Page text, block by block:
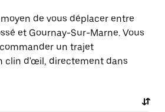
de vous déplacer entre
et Gournay-Sur-Marne. Vous
un trajet
clin d'œil, directement dans